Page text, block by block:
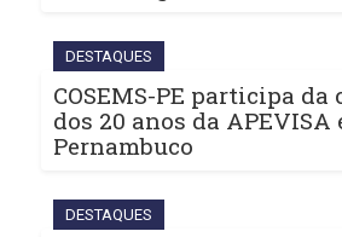
DESTAQUES
COSEMS-PE participa da
dos 20 anos da APEVISA
Pernambuco
DESTAQUES